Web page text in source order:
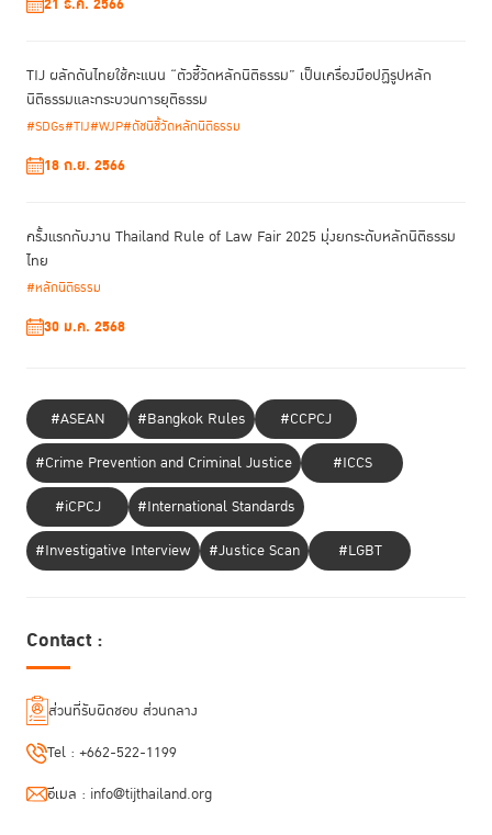
Corruption)
of Law and Policy ที่จะจัดขึ้นระหว่างวันที่ 6–11 มิถุนายน 2564 นำโดย
คณาจารย์ในเครือข่าย IGLP ตลอดจนวิทยากรผู้ทรงคุณวุฒิ เพื่อทำความ
เข้าใจองค์ความรู้เชิงลึก เกี่ยวกับการพัฒนานโยบายอย่างยั่งยืน
ศิษย์เก่าRoLDร่วมยืนยัน เป็นหลักสูตรพัฒนาความเป็นผู้นำตามหลัก
นิติธรรม - สร้างเครือข่ายผลักดันไปสู่การเปลี่ยนแปลง
ถือเป็นโอกาสอันดีในการได้รับองค์ความรู้ในระดับนานาชาติผ่านความร่วมมือกับ
Havard Law School ทำให้เข้าใจแนวโน้มของโลกที่มีความเป็นพหุสังคม มอง
สังคมอย่างยั่งยืน นอกจากนี้ ยังเปิดโอกาสให้ผู้ร่วมอบรมได้แลกเปลี่ยนความ
“การสร้างและพัฒนาศักยภาพของผู้นำการเปลี่ยนแปลงของสังคม ถือเป็น
หัวใจที่จะช่วยให้ประเทศไทยรอดพ้นจากวิกฤตต่างๆ ทั้งทางด้านเศรษฐกิจ สิ่ง
TIJ ผลักดันไทยใช้คะแนน “ตัวชี้วัดหลักนิติธรรม” เป็นเครื่องมือปฏิรูปหลัก
นิติธรรมและกระบวนการยุติธรรม
#SDGs#TIJ#WJP#ดัชนีชี้วัดหลักนิติธรรม
18 ก.ย. 2566
ครั้งแรกกับงาน Thailand Rule of Law Fair 2025 มุ่งยกระดับหลักนิติธรรม
ไทย
#หลักนิติธรรม
30 ม.ค. 2568
#ASEAN #Bangkok Rules
#CCPCJ
#Crime Prevention and Criminal Justice
#ICCS
#iCPCJ
#International Standards
#Investigative Interview
#Justice Scan #LGBT
Contact :
ส่วนที่รับผิดชอบ ส่วนกลาง
Tel : +662-522-1199
อีเมล : info@tijthailand.org